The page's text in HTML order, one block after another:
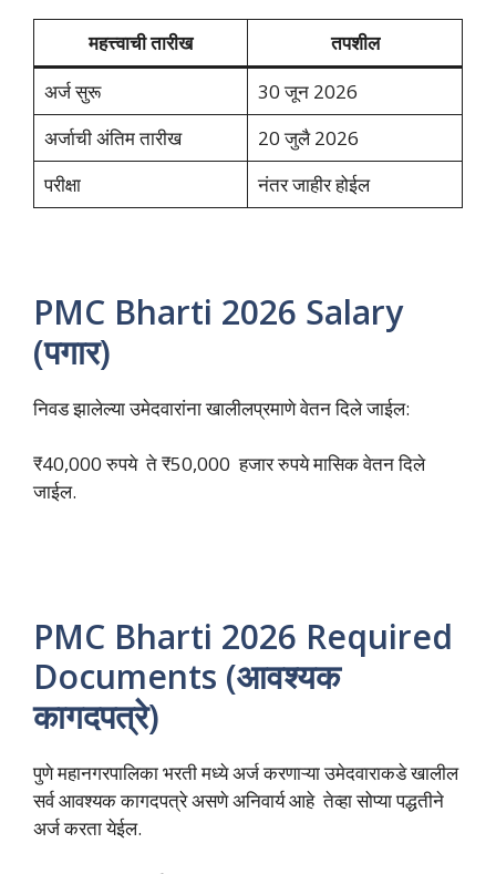
महत्त्वाची तारीख
तपशील
अर्ज सुरू
30 जून 2026
अर्जाची अंतिम तारीख
20 जुलै 2026
परीक्षा
नंतर जाहीर होईल
PMC Bharti 2026 Salary
(पगार)
निवड झालेल्या उमेदवारांना खालीलप्रमाणे वेतन दिले जाईल:
₹40,000 रुपये ते ₹50,000 हजार रुपये मासिक वेतन दिले
जाईल.
PMC Bharti 2026 Required
Documents (आवश्यक
कागदपत्रे)
पुणे महानगरपालिका भरती मध्ये अर्ज करणाऱ्या उमेदवाराकडे खालील
सर्व आवश्यक कागदपत्रे असणे अनिवार्य आहे तेव्हा सोप्या पद्धतीने
अर्ज करता येईल.